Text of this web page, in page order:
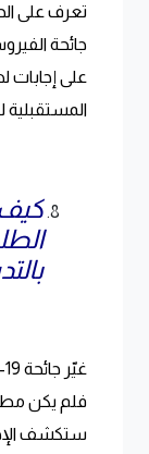
تعرف على
جائحة
على إجابات
المستقبلية
فلم يكن
ستكشف